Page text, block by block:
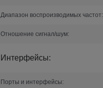
Диапазон воспроизводимых частот:
Отношение сигнал/шум:
Интерфейсы:
Порты и интерфейсы: